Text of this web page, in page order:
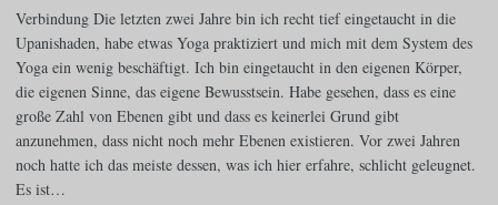
Verbindung Die letzten zwei Jahre bin ich recht tief eingetaucht in die
Upanishaden, habe etwas Yoga praktiziert und mich mit dem System des
Yoga ein wenig beschäftigt. Ich bin eingetaucht in den eigenen Körper,
die eigenen Sinne, das eigene Bewusstsein. Habe gesehen, dass es eine
große Zahl von Ebenen gibt und dass es keinerlei Grund gibt
anzunehmen, dass nicht noch mehr Ebenen existieren. Vor zwei Jahren
noch hatte ich das meiste dessen, was ich hier erfahre, schlicht geleugnet.
Es ist…